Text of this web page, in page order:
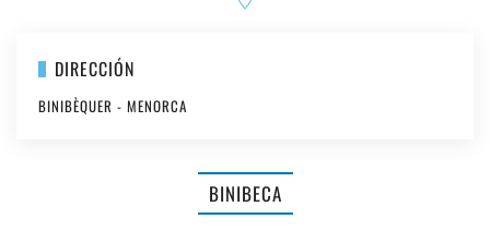
DIRECCIÓN
BINIBÈQUER - MENORCA
BINIBECA